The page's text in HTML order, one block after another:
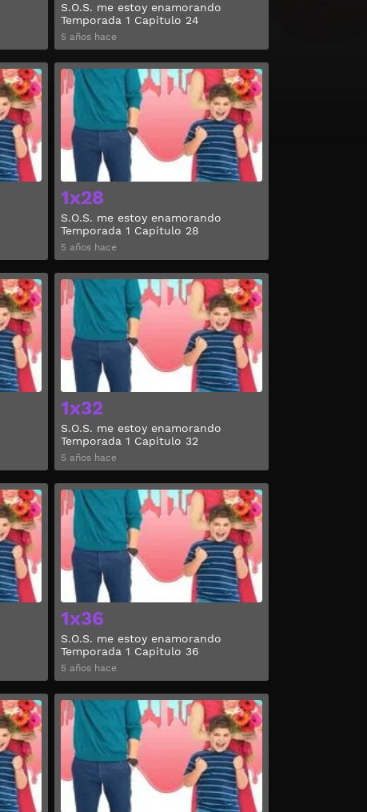
S.O.S. me estoy enamorando
Temporada 1 Capitulo 24
5 años hace
Ver
1x28
S.O.S. me estoy enamorando
Temporada 1 Capitulo 28
5 años hace
Ver
1x32
S.O.S. me estoy enamorando
Temporada 1 Capitulo 32
5 años hace
Ver
1x36
S.O.S. me estoy enamorando
Temporada 1 Capitulo 36
5 años hace
Ver